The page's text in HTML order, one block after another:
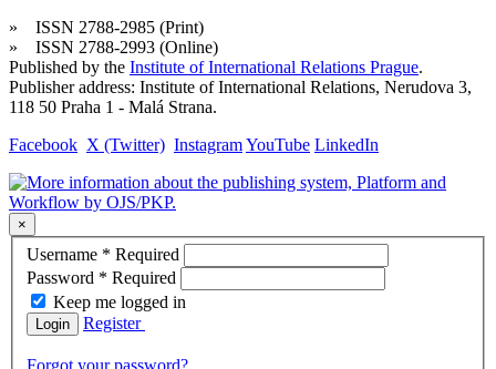
» ISSN 2788-2985 (Print)
» ISSN 2788-2993 (Online)
Published by the Institute of International Relations Prague.
Publisher address: Institute of International Relations, Nerudova 3,
118 50 Praha 1 - Malá Strana.
Facebook X (Twitter) InstagramYouTube LinkedIn
×
Username * Required
Password * Required
Keep me logged in
Login Register